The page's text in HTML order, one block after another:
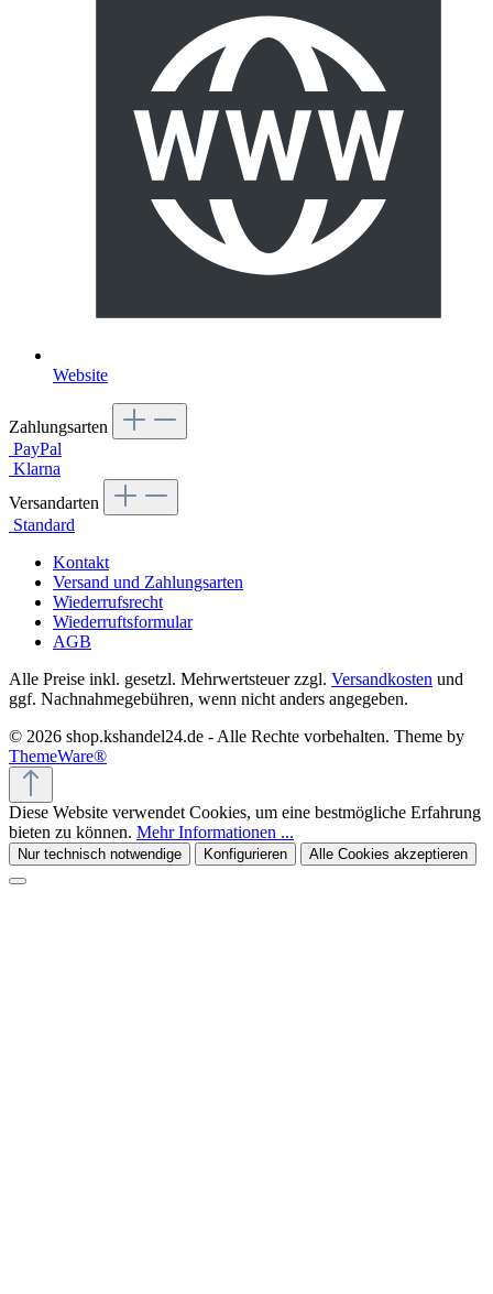
Website
Zahlungsarten
PayPal
Klarna
Versandarten
Standard
Kontakt
Versand und Zahlungsarten
Wiederrufsrecht
Wiederruftsformular
AGB
Alle Preise inkl. gesetzl. Mehrwertsteuer zzgl. Versandkosten und
ggf. Nachnahmegebühren, wenn nicht anders angegeben.
© 2026 shop.kshandel24.de - Alle Rechte vorbehalten. Theme by
ThemeWare®
Diese Website verwendet Cookies, um eine bestmögliche Erfahrung
bieten zu können. Mehr Informationen ...
Nur technisch notwendige Konfigurieren Alle Cookies akzeptieren